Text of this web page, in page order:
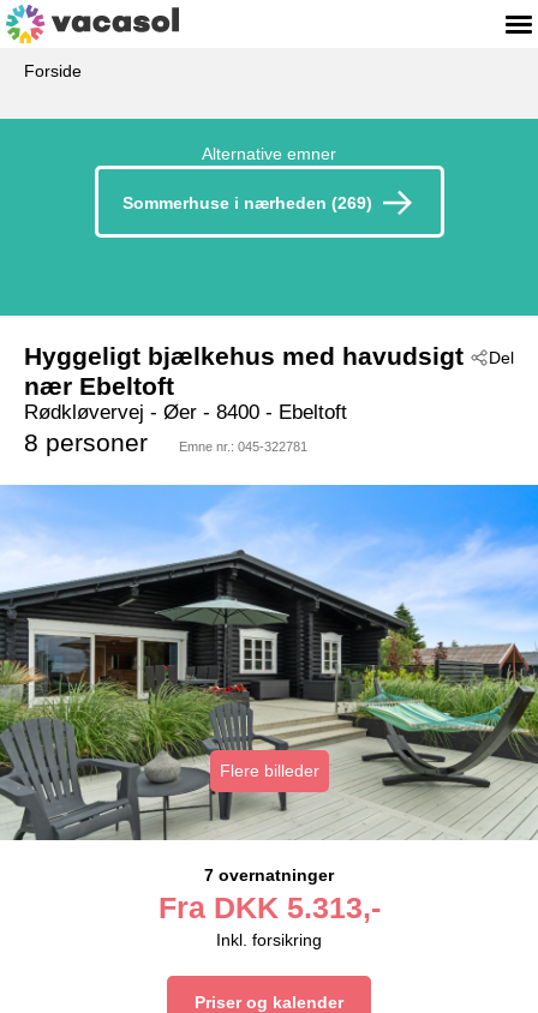
Forside
Alternative emner
Sommerhuse i nærheden (269)
Del
Hyggeligt bjælkehus med havudsigt
nær Ebeltoft
Rødkløvervej - Øer - 8400 - Ebeltoft
8 personer Emne nr.: 045-322781
Flere billeder
7 overnatninger
Fra DKK 5.313,-
Inkl. forsikring
Priser og kalender